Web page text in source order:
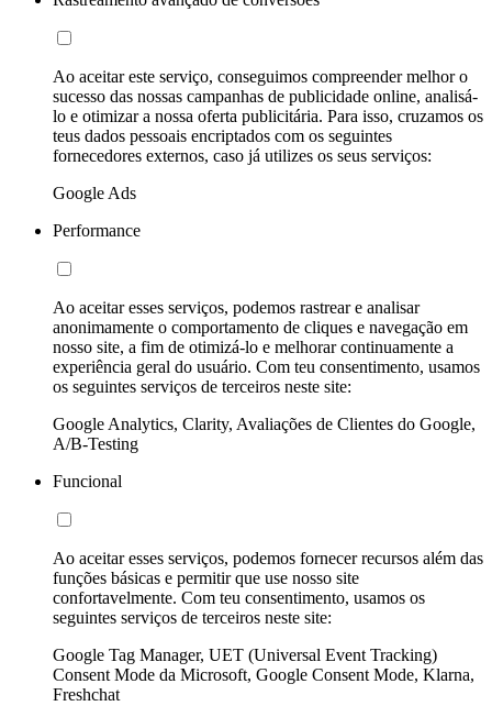
Ao aceitar este serviço, conseguimos compreender melhor o
sucesso das nossas campanhas de publicidade online, analisá-
lo e otimizar a nossa oferta publicitária. Para isso, cruzamos os
teus dados pessoais encriptados com os seguintes
fornecedores externos, caso já utilizes os seus serviços:
Google Ads
Performance
Ao aceitar esses serviços, podemos rastrear e analisar
anonimamente o comportamento de cliques e navegação em
nosso site, a fim de otimizá-lo e melhorar continuamente a
experiência geral do usuário. Com teu consentimento, usamos
os seguintes serviços de terceiros neste site:
Google Analytics, Clarity, Avaliações de Clientes do Google,
A/B-Testing
Funcional
Ao aceitar esses serviços, podemos fornecer recursos além das
funções básicas e permitir que use nosso site
confortavelmente. Com teu consentimento, usamos os
seguintes serviços de terceiros neste site:
Google Tag Manager, UET (Universal Event Tracking)
Consent Mode da Microsoft, Google Consent Mode, Klarna,
Freshchat